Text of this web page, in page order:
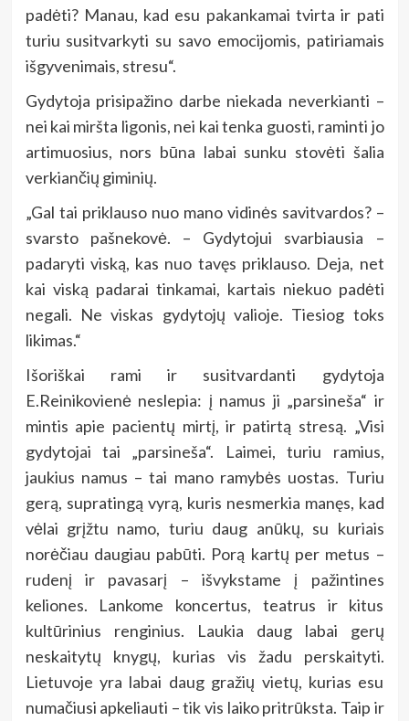
padėti? Manau, kad esu pakankamai tvirta ir pati
turiu susitvarkyti su savo emocijomis, patiriamais
išgyvenimais, stresu“.
Gydytoja prisipažino darbe niekada neverkianti –
nei kai miršta ligonis, nei kai tenka guosti, raminti jo
artimuosius, nors būna labai sunku stovėti šalia
verkiančių giminių.
„Gal tai priklauso nuo mano vidinės savitvardos? –
svarsto pašnekovė. – Gydytojui svarbiausia –
padaryti viską, kas nuo tavęs priklauso. Deja, net
kai viską padarai tinkamai, kartais niekuo padėti
negali. Ne viskas gydytojų valioje. Tiesiog toks
likimas.“
Išoriškai rami ir susitvardanti gydytoja
E.Reinikovienė neslepia: į namus ji „parsineša“ ir
mintis apie pacientų mirtį, ir patirtą stresą. „Visi
gydytojai tai „parsineša“. Laimei, turiu ramius,
jaukius namus – tai mano ramybės uostas. Turiu
gerą, supratingą vyrą, kuris nesmerkia manęs, kad
vėlai grįžtu namo, turiu daug anūkų, su kuriais
norėčiau daugiau pabūti. Porą kartų per metus –
rudenį ir pavasarį – išvykstame į pažintines
keliones. Lankome koncertus, teatrus ir kitus
kultūrinius renginius. Laukia daug labai gerų
neskaitytų knygų, kurias vis žadu perskaityti.
Lietuvoje yra labai daug gražių vietų, kurias esu
numačiusi apkeliauti – tik vis laiko pritrūksta. Taip ir